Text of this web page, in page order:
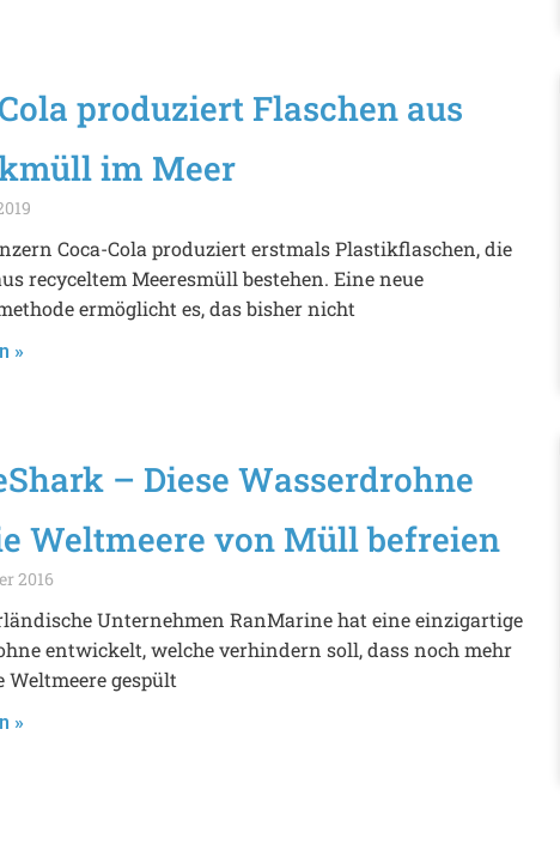
produziert Flaschen aus
im Meer
Coca-Cola produziert erstmals Plastikflaschen, die
recyceltem Meeresmüll bestehen. Eine neue
ermöglicht es, das bisher nicht
»
– Diese Wasserdrohne
Weltmeere von Müll befreien
2016
Unternehmen RanMarine hat eine einzigartige
entwickelt, welche verhindern soll, dass noch mehr
gespült
»